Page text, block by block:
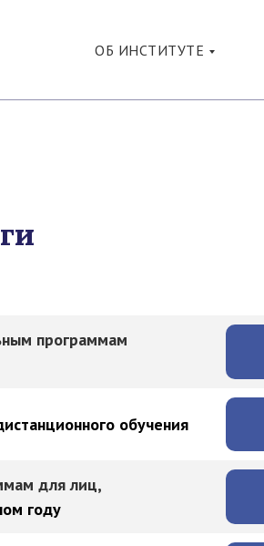
ОБ ИНСТИТУТЕ
программам
обучения
для лиц,
году